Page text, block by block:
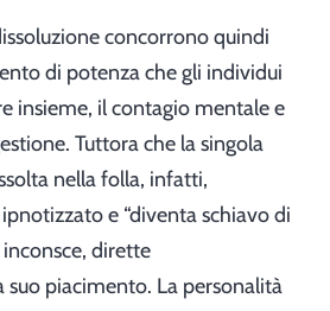
concorrono quindi
di potenza che gli individui
insieme, il contagio mentale e
Tuttora che la singola
nella folla, infatti,
e “diventa schiavo di
dirette
suo piacimento. La personalità